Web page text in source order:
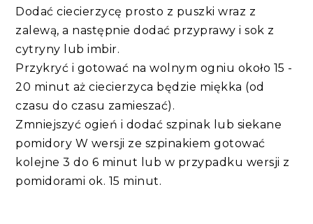
Dodać ciecierzycę prosto z puszki wraz z
zalewą, a następnie dodać przyprawy i sok z
cytryny lub imbir.
Przykryć i gotować na wolnym ogniu około 15 -
20 minut aż ciecierzyca będzie miękka (od
czasu do czasu zamieszać).
Zmniejszyć ogień i dodać szpinak lub siekane
pomidory W wersji ze szpinakiem gotować
kolejne 3 do 6 minut lub w przypadku wersji z
pomidorami ok. 15 minut.